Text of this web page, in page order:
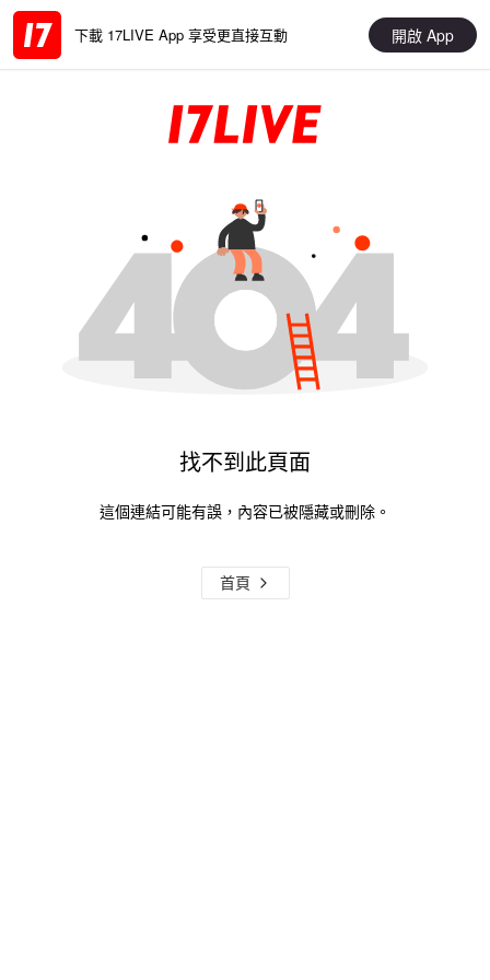
下載 17LIVE App 享受更直接互動 開啟 App
找不到此頁面
這個連結可能有誤，內容已被隱藏或刪除。
首頁